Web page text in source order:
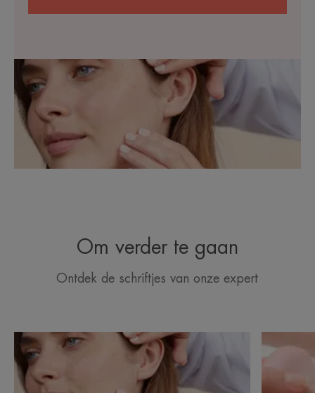
Om verder te gaan
Ontdek de schriftjes van onze expert
Ontdekken
Vette
huid
met
De
huid